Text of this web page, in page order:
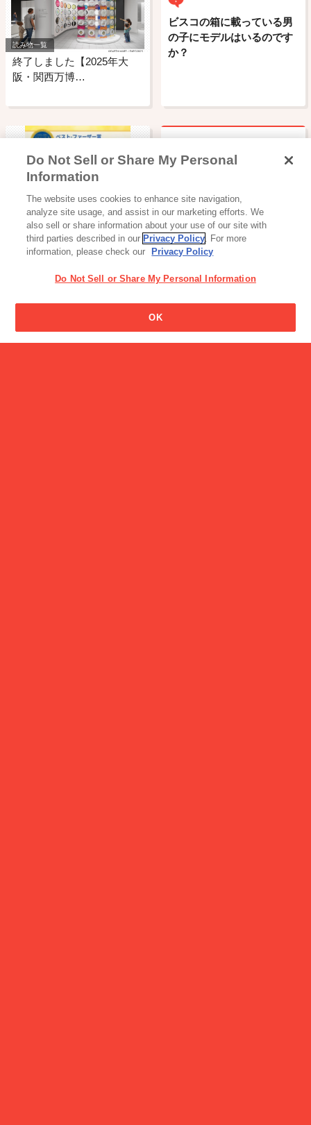
読み物一覧
終了しました【2025年大
阪・関西万博…
ビスコの箱に載っている男
の子にモデルはいるのです
か？
2026年イエローリボン「ベ
スト・ファ…
ビスコの男の子の名前はな
ビスコは何歳から食べさせ
LEEを担当する社員４名が
Do Not Sell or Share My Personal
Information
The website uses cookies to enhance site navigation,
analyze site usage, and assist in our marketing efforts. We
also sell or share information about your use of our site with
third parties described in our Privacy Policy. For more
information, please check our
Privacy Policy
Do Not Sell or Share My Personal Information
OK